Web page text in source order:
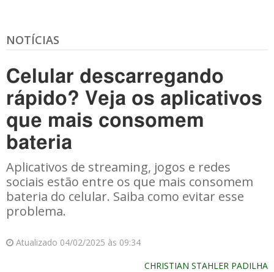
NOTÍCIAS
Celular descarregando
rápido? Veja os aplicativos
que mais consomem
bateria
Aplicativos de streaming, jogos e redes
sociais estão entre os que mais consomem
bateria do celular. Saiba como evitar esse
problema.
Atualizado 04/02/2025 às 09:34
CHRISTIAN STAHLER PADILHA